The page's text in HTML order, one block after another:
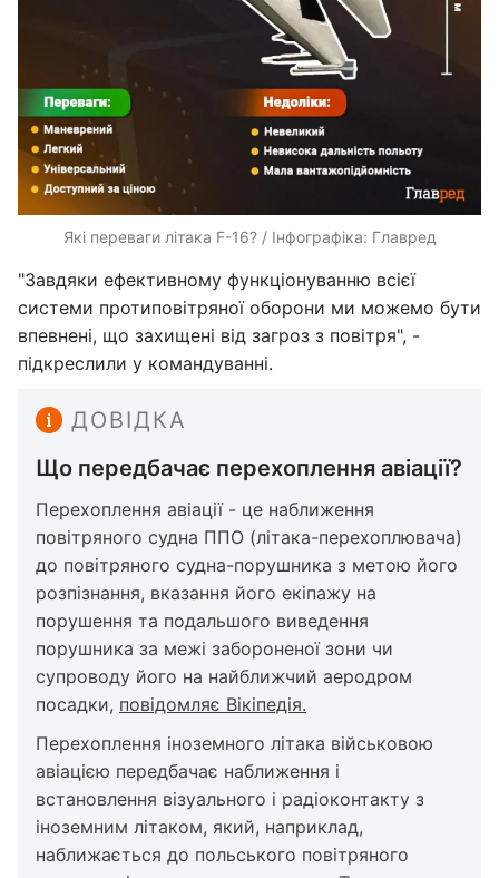
Які переваги літака F-16? / Інфографіка: Главред
"Завдяки ефективному функціонуванню всієї
системи протиповітряної оборони ми можемо бути
впевнені, що захищені від загроз з повітря", -
підкреслили у командуванні.
ДОВІДКА
Що передбачає перехоплення авіації?
Перехоплення авіації - це наближення
повітряного судна ППО (літака-перехоплювача)
до повітряного судна-порушника з метою його
розпізнання, вказання його екіпажу на
порушення та подальшого виведення
порушника за межі забороненої зони чи
супроводу його на найближчий аеродром
посадки, повідомляє Вікіпедія.
Перехоплення іноземного літака військовою
авіацією передбачає наближення і
встановлення візуального і радіоконтакту з
іноземним літаком, який, наприклад,
наближається до польського повітряного